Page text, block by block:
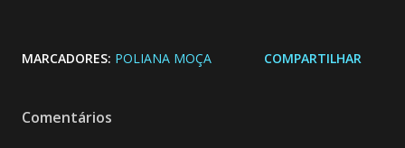
MARCADORES: POLIANA MOÇA COMPARTILHAR
Comentários